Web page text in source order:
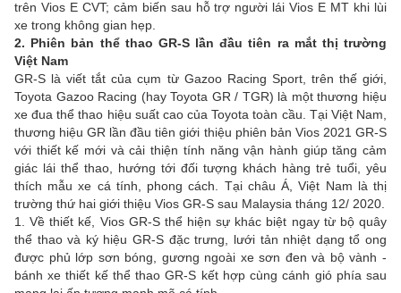
trên Vios E CVT; cảm biến sau hỗ trợ người lái Vios E MT khi lùi
xe trong không gian hẹp.
2. Phiên bản thể thao GR-S lần đầu tiên ra mắt thị trường
Việt Nam
GR-S là viết tắt của cụm từ Gazoo Racing Sport, trên thế giới,
Toyota Gazoo Racing (hay Toyota GR / TGR) là một thương hiệu
xe đua thể thao hiệu suất cao của Toyota toàn cầu. Tại Việt Nam,
thương hiệu GR lần đầu tiên giới thiệu phiên bản Vios 2021 GR-S
với thiết kế mới và cải thiện tính năng vận hành giúp tăng cảm
giác lái thể thao, hướng tới đối tượng khách hàng trẻ tuổi, yêu
thích mẫu xe cá tính, phong cách. Tại châu Á, Việt Nam là thị
trường thứ hai giới thiệu Vios GR-S sau Malaysia tháng 12/ 2020.
1. Về thiết kế, Vios GR-S thể hiện sự khác biệt ngay từ bộ quây
thể thao và ký hiệu GR-S đặc trưng, lưới tản nhiệt dạng tổ ong
được phủ lớp sơn bóng, gương ngoài xe sơn đen và bộ vành -
bánh xe thiết kế thể thao GR-S kết hợp cùng cánh gió phía sau